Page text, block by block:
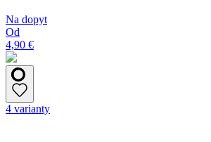
Na dopyt
Od
4,90 €
4 varianty